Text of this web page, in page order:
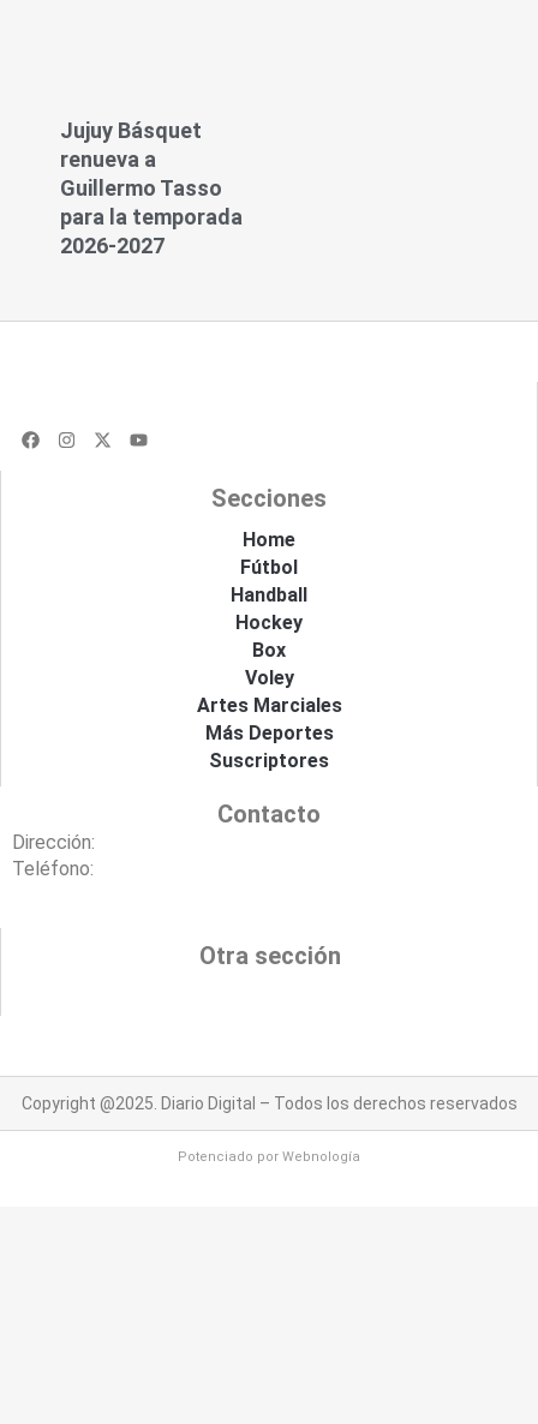
Jujuy Básquet
renueva a
Guillermo Tasso
para la temporada
2026-2027
F
a
I
n
X
-
Y
o
Secciones
Home
Fútbol
Handball
Hockey
Box
Voley
Artes Marciales
Más Deportes
Suscriptores
Contacto
Dirección:
Teléfono:
Otra sección
Copyright @2025. Diario Digital – Todos los derechos reservados
Potenciado por Webnología